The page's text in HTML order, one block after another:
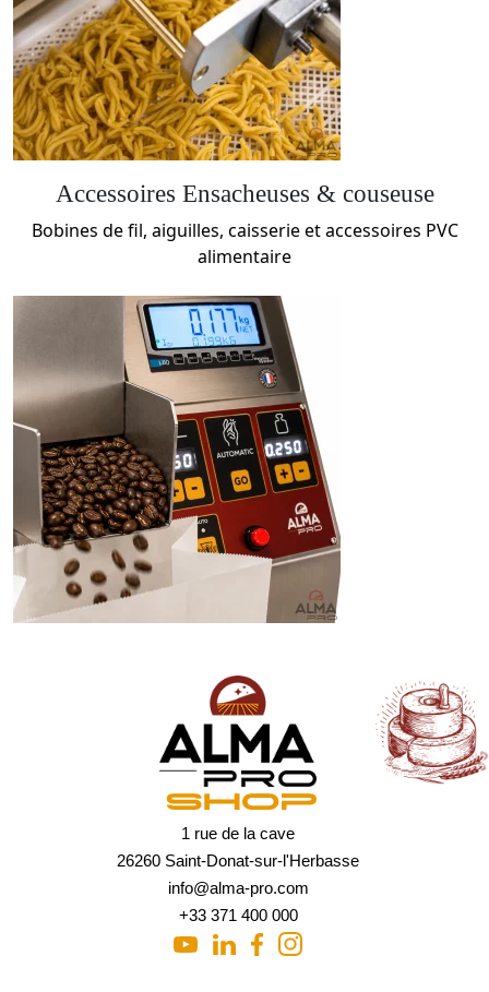
Accessoires Ensacheuses & couseuse
Bobines de fil, aiguilles, caisserie et accessoires PVC
alimentaire
1 rue de la cave
26260 Saint-Donat-sur-l'Herbasse
info@alma-pro.com
+33 371 400 000